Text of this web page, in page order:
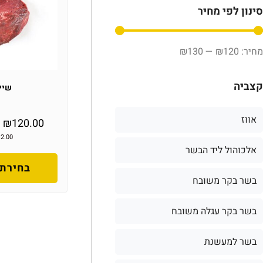
סינון לפי מחיר
₪120
—
₪130
קצביה
אווז
אלכוהול ליד הבשר
בשר בקר משובח
בשר בקר עגלה משובח
בשר למעשנת
₪120.00